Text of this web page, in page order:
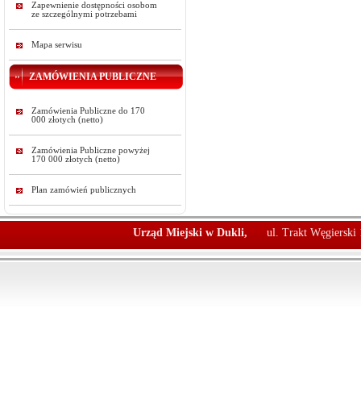
Zapewnienie dostępności osobom
ze szczególnymi potrzebami
Mapa serwisu
ZAMÓWIENIA PUBLICZNE
Zamówienia Publiczne do 170
000 złotych (netto)
Zamówienia Publiczne powyżej
170 000 złotych (netto)
Plan zamówień publicznych
Urząd Miejski w Dukli, ul. Trakt Węgierski